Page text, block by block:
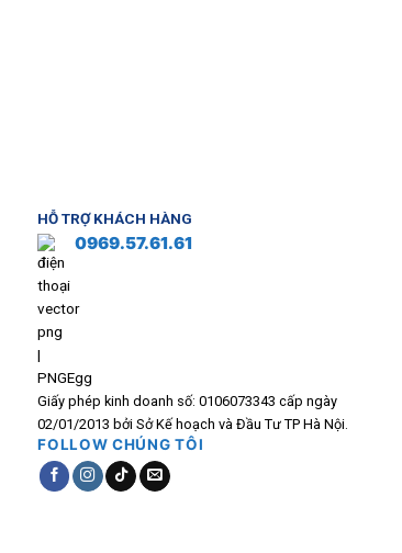
HỖ TRỢ KHÁCH HÀNG
0969.57.61.61
Giấy phép kinh doanh số: 0106073343 cấp ngày
02/01/2013 bởi Sở Kế hoạch và Đầu Tư TP Hà Nội.
FOLLOW CHÚNG TÔI